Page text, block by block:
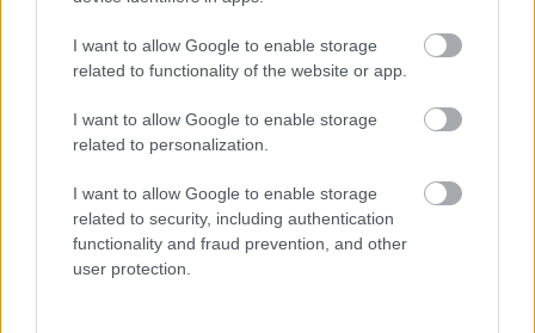
I want to allow Google to enable storage
related to functionality of the website or app.
I want to allow Google to enable storage
related to personalization.
I want to allow Google to enable storage
related to security, including authentication
functionality and fraud prevention, and other
user protection.
αναζήτησης της Google
Δημοφιλείς Ειδήσεις
ΑΣΕΠ: Αυτές είναι οι δύο επόμενες